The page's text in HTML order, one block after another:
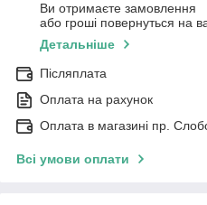
Ви отримаєте замовлення
або гроші повернуться на
Детальніше
Післяплата
Оплата на рахунок
Оплата в магазині пр.
Всі умови оплати